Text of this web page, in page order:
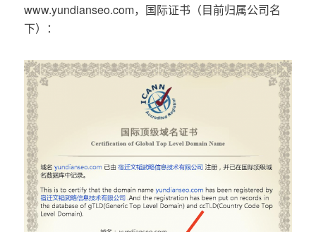
www.yundianseo.com，国际证书（目前归属公司名
下）：